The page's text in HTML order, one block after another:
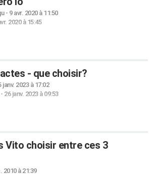
- 9 avr. 2020 à 11:50
2020 à 15:45
- que choisir?
janv. 2023 à 17:02
26 janv. 2023 à 09:53
Vito choisir entre ces 3
2010 à 21:39